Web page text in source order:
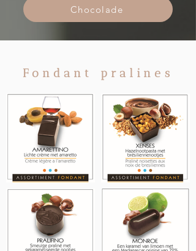
Chocolade
Fondant pralines